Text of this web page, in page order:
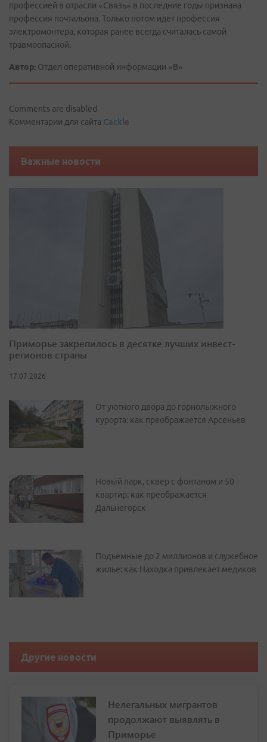
профессией в отрасли «Связь» в последние годы признана
профессия почтальона. Только потом идет профессия
электромонтера, которая ранее всегда считалась самой
травмоопасной.
Автор: Отдел оперативной информации «В»
Comments are disabled
Комментарии для сайта Cackle
Важные новости
Приморье закрепилось в десятке лучших инвест-
регионов страны
17.07.2026
От уютного двора до горнолыжного
курорта: как преображается Арсеньев
Новый парк, сквер с фонтаном и 50
квартир: как преображается
Дальнегорск
Подъемные до 2 миллионов и служебное
жилье: как Находка привлекает медиков
Другие новости
Нелегальных мигрантов
продолжают выявлять в
Приморье